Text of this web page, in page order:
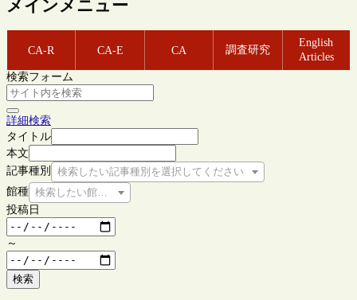
メインメニュー
CA-R CA-E CA 調査研究
English
Articles
検索フォーム
詳細検索
タイトル
本文
記事種別
検索したい記事種別を選択してください
館種 検索したい館種を選択してください
投稿日
～
検索